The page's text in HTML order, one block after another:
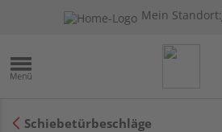
Mein Standort:
Schiebetürbeschläge